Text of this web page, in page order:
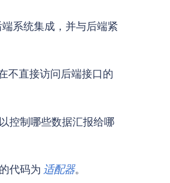
系统集成，并与后端紧
不直接访问后端接口的
控制哪些数据汇报给哪
代码为 适配器。